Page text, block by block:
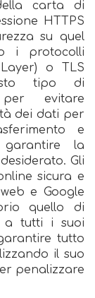
carta di
HTTPS
su quel
i protocolli
o TLS
tipo di
evitare
dei dati per
e
garantire la
Gli
sicura e
e Google
quello di
a tutti i suoi
tutto
il suo
penalizzare